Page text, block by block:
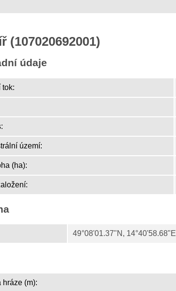
(107020692001)
údaje
tok:
území:
(ha):
49°08'01.37"N, 14°40'58.68"E
hráze (m):